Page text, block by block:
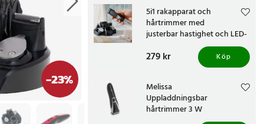
-23%
5i1 rakapparat och
hårtrimmer med
justerbar hastighet och LED-
Pris:279 kr
279 kr Köp
Melissa
Uppladdningsbar
hårtrimmer 3 W